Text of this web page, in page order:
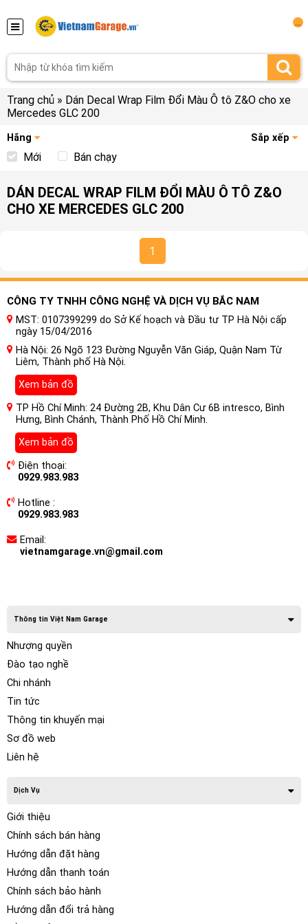
Trang chủ » Dán Decal Wrap Film Đổi Màu Ô tô Z&O cho xe
Mercedes GLC 200
Hãng Sắp xếp
Mới Bán chạy
DÁN DECAL WRAP FILM ĐỔI MÀU Ô TÔ Z&O
CHO XE MERCEDES GLC 200
1
CÔNG TY TNHH CÔNG NGHỆ VÀ DỊCH VỤ BẮC NAM
MST: 0107399299 do Sở Kế hoạch và Đầu tư TP Hà Nội cấp
ngày 15/04/2016
Hà Nội: 26 Ngõ 123 Đường Nguyễn Văn Giáp, Quận Nam Từ
Liêm, Thành phố Hà Nội.
Xem bản đồ
TP Hồ Chí Minh: 24 Đường 2B, Khu Dân Cư 6B intresco, Bình
Hưng, Bình Chánh, Thành Phố Hồ Chí Minh.
Xem bản đồ
Điện thoại:
0929.983.983
Hotline :
0929.983.983
Email:
vietnamgarage.vn@gmail.com
Thông tin Việt Nam Garage
Nhượng quyền
Đào tạo nghề
Chi nhánh
Tin tức
Thông tin khuyến mại
Sơ đồ web
Liên hệ
Dịch Vụ
Giới thiệu
Chính sách bán hàng
Hướng dẫn đặt hàng
Hướng dẫn thanh toán
Chính sách bảo hành
Hướng dẫn đổi trả hàng